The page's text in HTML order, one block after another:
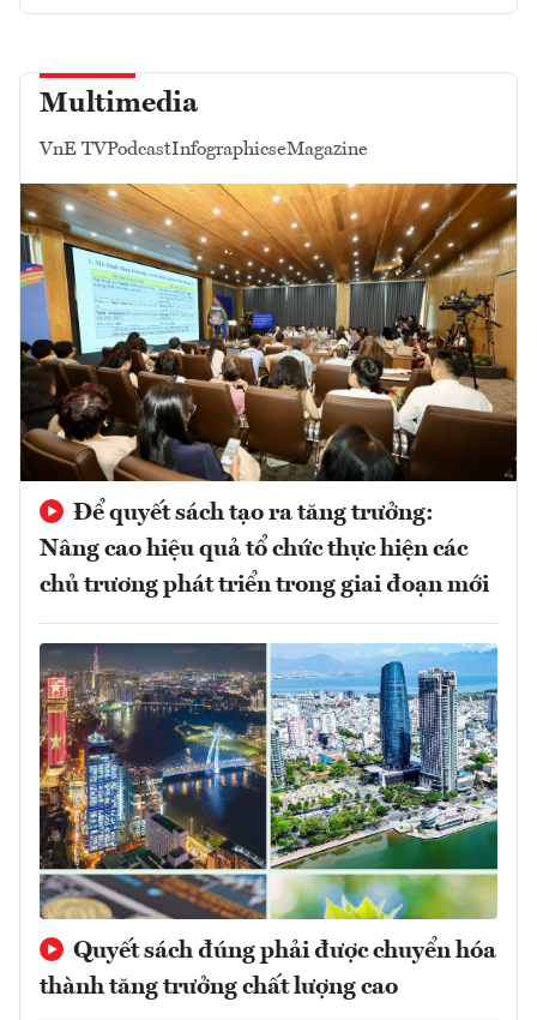
Multimedia
VnE TVPodcastInfographicseMagazine
Để quyết sách tạo ra tăng trưởng:
Nâng cao hiệu quả tổ chức thực hiện các
chủ trương phát triển trong giai đoạn mới
Quyết sách đúng phải được chuyển hóa
thành tăng trưởng chất lượng cao